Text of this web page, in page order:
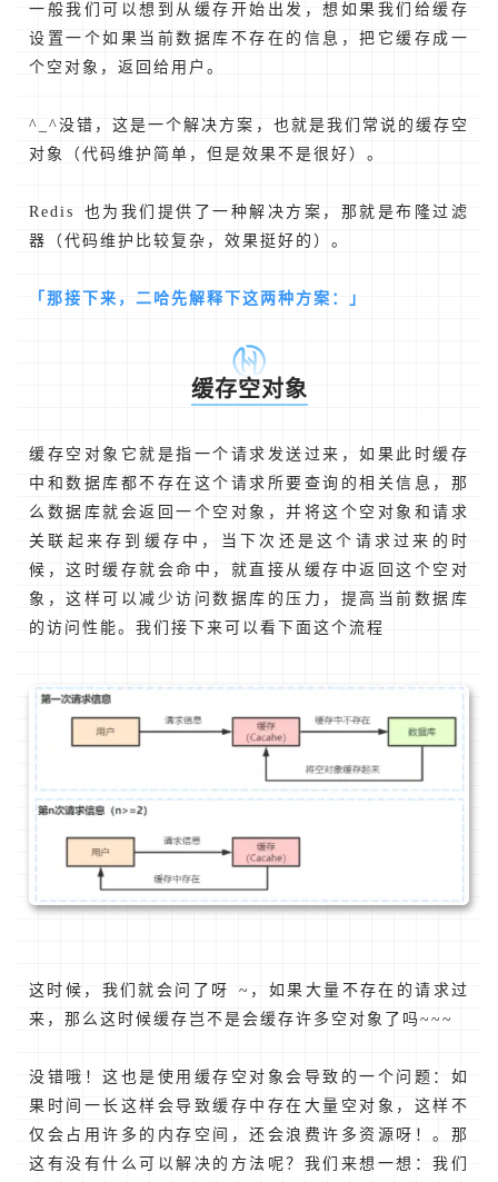
一般我们可以想到从缓存开始出发，想如果我们给缓存
设置一个如果当前数据库不存在的信息，把它缓存成一
个空对象，返回给用户。
^_^没错，这是一个解决方案，也就是我们常说的缓存空
对象（代码维护简单，但是效果不是很好）。
Redis 也为我们提供了一种解决方案，那就是布隆过滤
器（代码维护比较复杂，效果挺好的）。
「那接下来，二哈先解释下这两种方案：」
缓存空对象
缓存空对象它就是指一个请求发送过来，如果此时缓存
中和数据库都不存在这个请求所要查询的相关信息，那
么数据库就会返回一个空对象，并将这个空对象和请求
关联起来存到缓存中，当下次还是这个请求过来的时
候，这时缓存就会命中，就直接从缓存中返回这个空对
象，这样可以减少访问数据库的压力，提高当前数据库
的访问性能。我们接下来可以看下面这个流程
这时候，我们就会问了呀 ~，如果大量不存在的请求过
来，那么这时候缓存岂不是会缓存许多空对象了吗~~~
没错哦！这也是使用缓存空对象会导致的一个问题：如
果时间一长这样会导致缓存中存在大量空对象，这样不
仅会占用许多的内存空间，还会浪费许多资源呀！。那
这有没有什么可以解决的方法呢？我们来想一想：我们